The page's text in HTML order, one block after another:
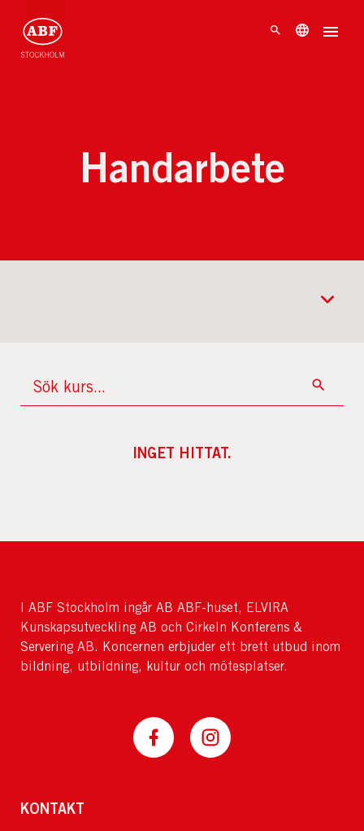
Handarbete
INGET HITTAT.
I ABF Stockholm ingår AB ABF-huset, ELVIRA
Kunskapsutveckling AB och Cirkeln Konferens &
Servering AB. Koncernen erbjuder ett brett utbud inom
bildning, utbildning, kultur och mötesplatser.
KONTAKT